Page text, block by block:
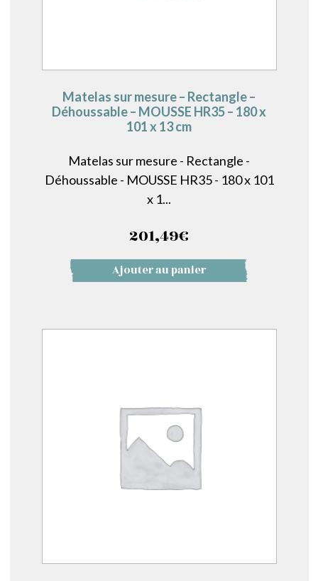
Matelas sur mesure – Rectangle –
Déhoussable – MOUSSE HR35 – 180 x
101 x 13 cm
Matelas sur mesure - Rectangle -
Déhoussable - MOUSSE HR35 - 180 x 101
x 1...
201,49€
Ajouter au panier